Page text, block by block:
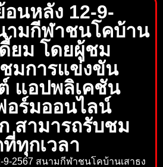
นหลัง 12-9-
ามกีฬาชนโคบ้าน
ดี้ยม โดยผู้ชม
มการแข่งขัน
แอปพลิเคชัน
ร์มออนไลน์
สามารถรับชม
ทุกเวลา
2567 สนามกีฬาชนโคบ้านเสาธง